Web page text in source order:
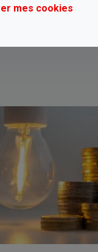
mes cookies